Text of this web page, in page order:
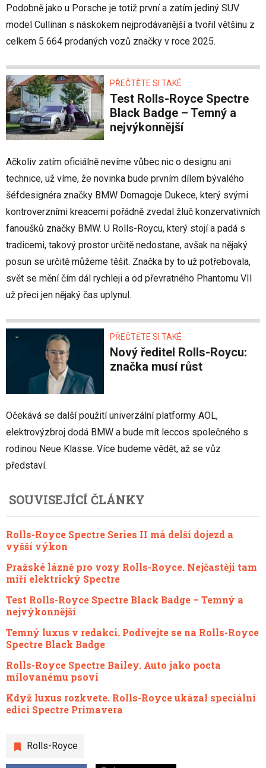
Podobně jako u Porsche je totiž první a zatím jediný SUV
model Cullinan s náskokem nejprodávanější a tvořil většinu z
celkem 5 664 prodaných vozů značky v roce 2025.
PŘEČTĚTE SI TAKÉ
Test Rolls-Royce Spectre
Black Badge – Temný a
nejvýkonnější
Ačkoliv zatím oficiálně nevíme vůbec nic o designu ani
technice, už víme, že novinka bude prvním dílem bývalého
šéfdesignéra značky BMW Domagoje Dukece, který svými
kontroverzními kreacemi pořádně zvedal žluč konzervativních
fanoušků značky BMW. U Rolls-Roycu, který stojí a padá s
tradicemi, takový prostor určitě nedostane, avšak na nějaký
posun se určitě můžeme těšit. Značka by to už potřebovala,
svět se mění čím dál rychleji a od převratného Phantomu VII
už přeci jen nějaký čas uplynul.
PŘEČTĚTE SI TAKÉ
Nový ředitel Rolls-Roycu:
značka musí růst
Očekává se další použití univerzální platformy AOL,
elektrovýzbroj dodá BMW a bude mít leccos společného s
rodinou Neue Klasse. Více budeme vědět, až se vůz
představí.
Rolls-Royce
SOUVISEJÍCÍ ČLÁNKY
Rolls-Royce Spectre Series II má delší dojezd a
vyšší výkon
Pražské lázně pro vozy Rolls-Royce. Nejčastěji tam
míří elektrický Spectre
Test Rolls-Royce Spectre Black Badge – Temný a
nejvýkonnější
Temný luxus v redakci. Podívejte se na Rolls-Royce
Spectre Black Badge
Rolls-Royce Spectre Bailey. Auto jako pocta
milovanému psovi
Když luxus rozkvete. Rolls-Royce ukázal speciální
edici Spectre Primavera